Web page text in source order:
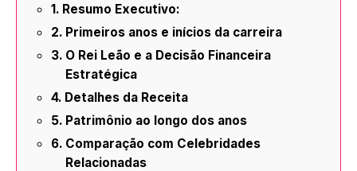
Resumo Executivo:
Primeiros anos e inícios da carreira
O Rei Leão e a Decisão Financeira
Estratégica
Detalhes da Receita
Patrimônio ao longo dos anos
Comparação com Celebridades
Relacionadas